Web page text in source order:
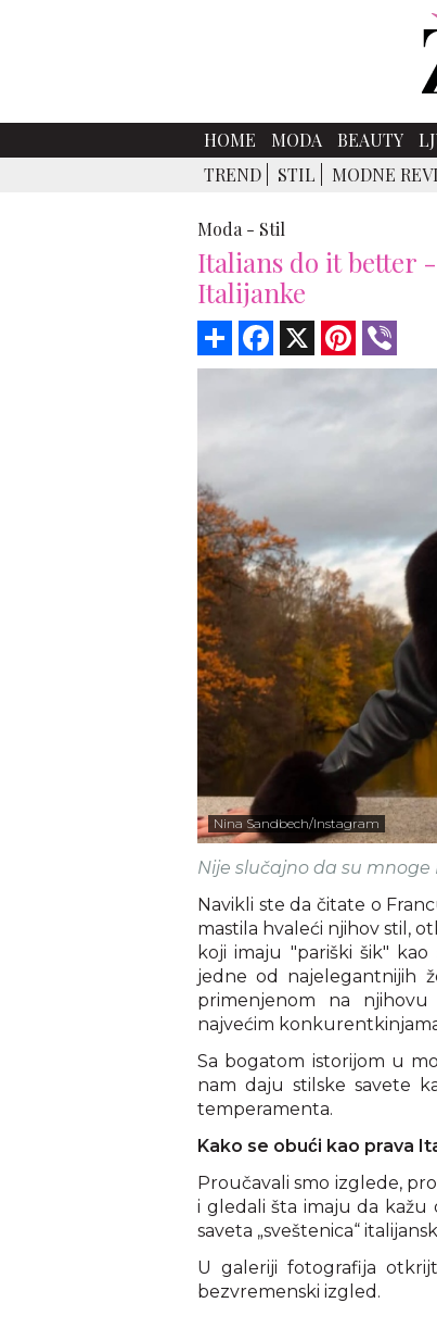
HOME MODA BEAUTY
TREND
STIL MODNE
Moda - Stil
Italians do it better
Italijanke
Share Facebook Pinterest
Nina Sandbech/Instagram
Nije slučajno da su
Navikli ste da čitate o
mastila hvaleći njihov stil,
koji imaju "pariški šik"
jedne od najelegantnijih
primenjenom na
najvećim
Sa bogatom istorijom u
nam daju stilske savete
temperamenta.
Kako se obući kao prava
Proučavali smo izglede,
i gledali šta imaju da kažu
saveta „sveštenica“
U galeriji fotografija
bezvremenski izgled.